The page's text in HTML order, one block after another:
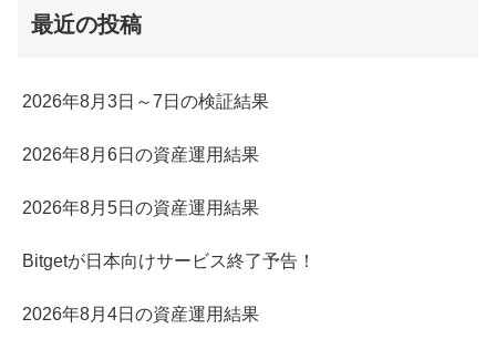
最近の投稿
2026年8月3日～7日の検証結果
2026年8月6日の資産運用結果
2026年8月5日の資産運用結果
Bitgetが日本向けサービス終了予告！
2026年8月4日の資産運用結果